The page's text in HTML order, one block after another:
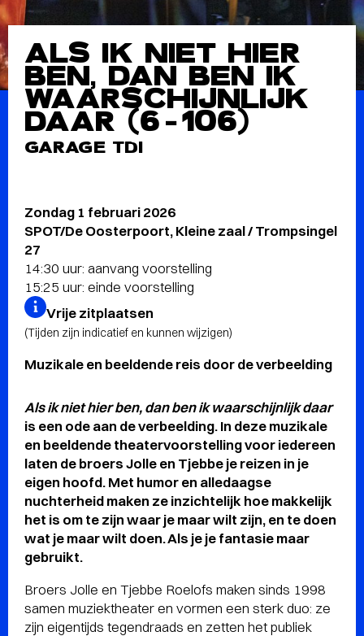
ALS IK NIET HIER
BEN, DAN BEN IK
WAARSCHIJNLIJK
DAAR (6-106)
GARAGE TDI
Zondag 1 februari 2026
SPOT/De Oosterpoort, Kleine zaal / Trompsingel
27
14:30 uur: aanvang voorstelling
15:25 uur: einde voorstelling
Vrije zitplaatsen
(Tijden zijn indicatief en kunnen wijzigen)
Muzikale en beeldende reis door de verbeelding
Als ik niet hier ben, dan ben ik waarschijnlijk daar
is een ode aan de verbeelding. In deze muzikale
en beeldende theatervoorstelling voor iedereen
laten de broers Jolle en Tjebbe je reizen in je
eigen hoofd. Met humor en alledaagse
nuchterheid maken ze inzichtelijk hoe makkelijk
het is om te zijn waar je maar wilt zijn, en te doen
wat je maar wilt doen. Als je je fantasie maar
gebruikt.
Broers Jolle en Tjebbe Roelofs maken sinds 1998
samen muziektheater en vormen een sterk duo: ze
zijn eigentijds tegendraads en zetten het publiek